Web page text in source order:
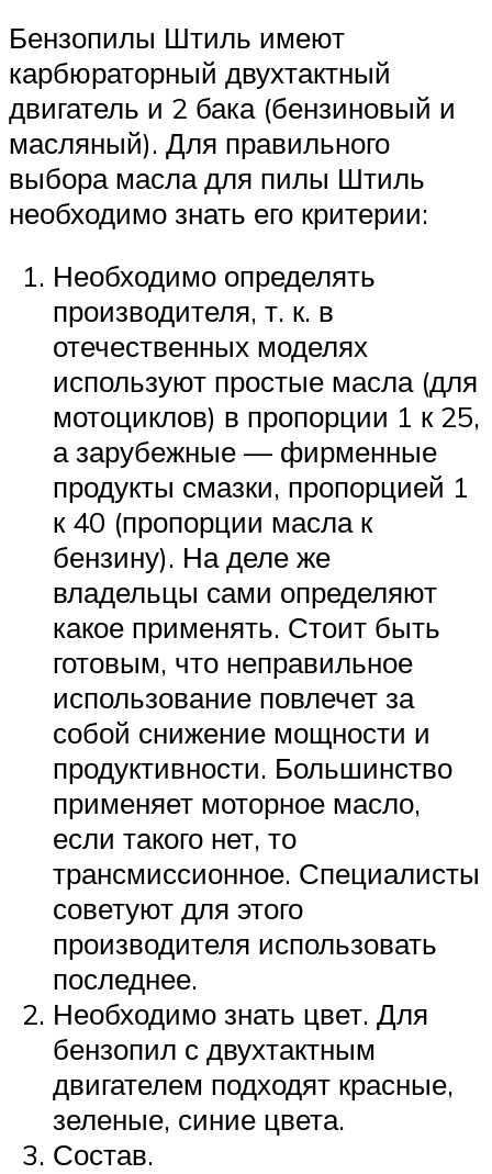
Бензопилы Штиль имеют
карбюраторный двухтактный
двигатель и 2 бака (бензиновый и
масляный). Для правильного
выбора масла для пилы Штиль
необходимо знать его критерии:
Необходимо определять
производителя, т. к. в
отечественных моделях
используют простые масла (для
мотоциклов) в пропорции 1 к 25,
а зарубежные — фирменные
продукты смазки, пропорцией 1
к 40 (пропорции масла к
бензину). На деле же
владельцы сами определяют
какое применять. Стоит быть
готовым, что неправильное
использование повлечет за
собой снижение мощности и
продуктивности. Большинство
применяет моторное масло,
если такого нет, то
трансмиссионное. Специалисты
советуют для этого
производителя использовать
последнее.
Необходимо знать цвет. Для
бензопил с двухтактным
двигателем подходят красные,
зеленые, синие цвета.
Состав.